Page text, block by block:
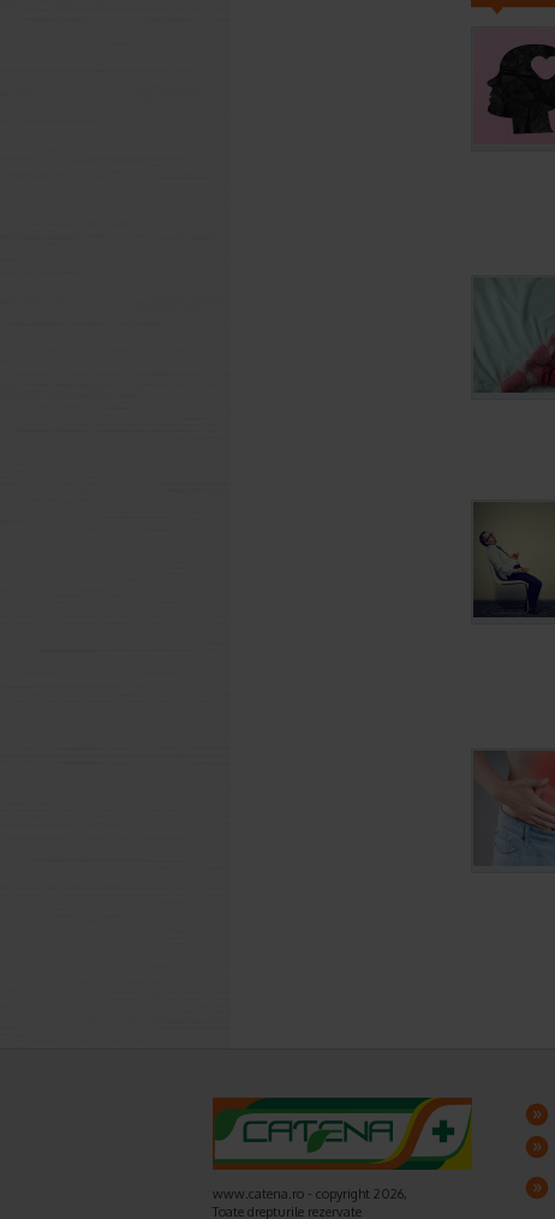
www.catena.ro - copyright 2026,
Toate drepturile rezervate